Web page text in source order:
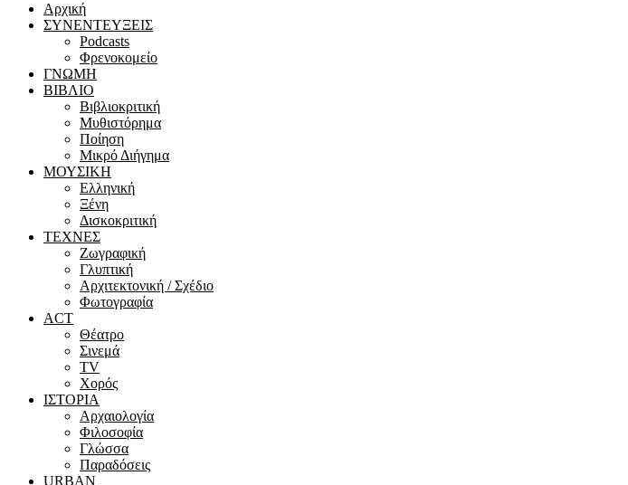
Αρχική
ΣΥΝΕΝΤΕΥΞΕΙΣ
Podcasts
Φρενοκομείο
ΓΝΩΜΗ
ΒΙΒΛΙΟ
Βιβλιοκριτική
Μυθιστόρημα
Ποίηση
Μικρό Διήγημα
ΜΟΥΣΙΚΗ
Ελληνική
Ξένη
Δισκοκριτική
ΤΕΧΝΕΣ
Ζωγραφική
Γλυπτική
Αρχιτεκτονική / Σχέδιο
Φωτογραφία
ACT
Θέατρο
Σινεμά
ΤV
Χορός
ΙΣΤΟΡΙΑ
Αρχαιολογία
Φιλοσοφία
Γλώσσα
Παραδόσεις
URBAN